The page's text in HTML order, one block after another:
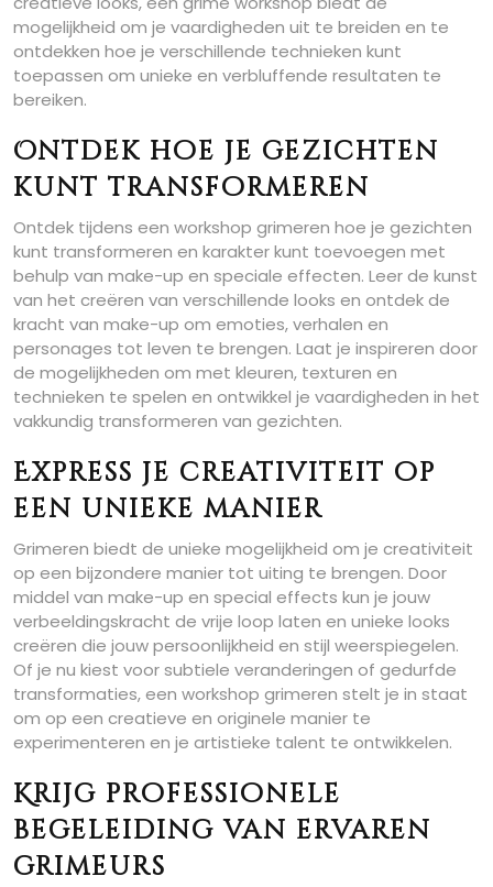
mogelijkheid om je vaardigheden uit te breiden en te
ontdekken hoe je verschillende technieken kunt
toepassen om unieke en verbluffende resultaten te
bereiken.
Ontdek hoe je gezichten
kunt transformeren
Ontdek tijdens een workshop grimeren hoe je gezichten
kunt transformeren en karakter kunt toevoegen met
behulp van make-up en speciale effecten. Leer de kunst
van het creëren van verschillende looks en ontdek de
kracht van make-up om emoties, verhalen en
personages tot leven te brengen. Laat je inspireren door
de mogelijkheden om met kleuren, texturen en
technieken te spelen en ontwikkel je vaardigheden in het
vakkundig transformeren van gezichten.
Express je creativiteit op
een unieke manier
Grimeren biedt de unieke mogelijkheid om je creativiteit
op een bijzondere manier tot uiting te brengen. Door
middel van make-up en special effects kun je jouw
verbeeldingskracht de vrije loop laten en unieke looks
creëren die jouw persoonlijkheid en stijl weerspiegelen.
Of je nu kiest voor subtiele veranderingen of gedurfde
transformaties, een workshop grimeren stelt je in staat
om op een creatieve en originele manier te
experimenteren en je artistieke talent te ontwikkelen.
Krijg professionele
begeleiding van ervaren
grimeurs